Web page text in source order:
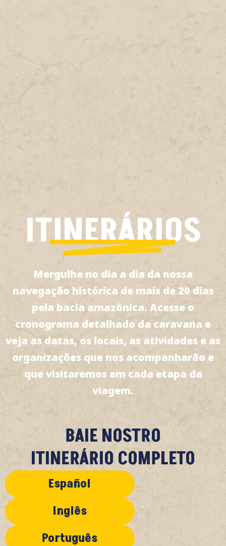
ITINERÁRIOS
Mergulhe no dia a dia da nossa
navegação histórica de mais de 20 dias
pela bacia amazônica. Acesse o
cronograma detalhado da caravana e
veja as datas, os locais, as atividades e as
organizações que nos acompanharão e
que visitaremos em cada etapa da
viagem.
BAIE NOSTRO
ITINERÁRIO COMPLETO
Español
Inglês
Português